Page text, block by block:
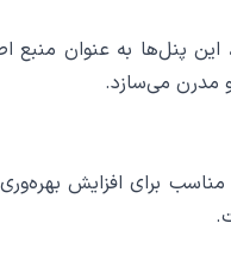
این پنل‌ها به عنوان
مدرن می‌سازد.